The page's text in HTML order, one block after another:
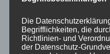
Aktuelles vom MP
Allgemein
Impulse zur
Naturfoto-Blog
Die
Begrifflichkeiten, die
Richtlinien- und
der Datenschutz-